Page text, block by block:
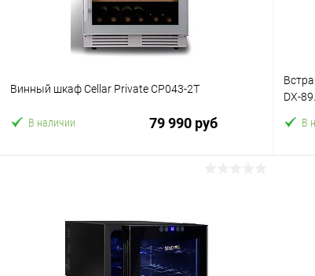
Винный шкаф Cellar Private CP043-2T
В наличии 79 990 руб
Купить в 1 клик Сравнение
В избранное
DX-
В